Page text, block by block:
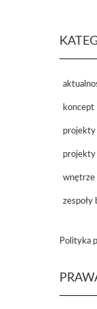
koncept
projekty
wnętrze
zespoły
Polityka